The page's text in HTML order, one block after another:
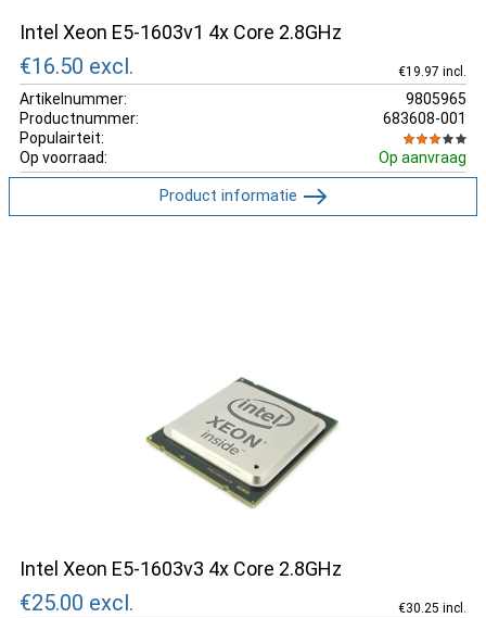
Intel Xeon E5-1603v1 4x Core 2.8GHz
€16.50 excl. €19.97 incl.
Artikelnummer:
9805965
Productnummer:
683608-001
Populairteit:
Op voorraad:
Op aanvraag
Product informatie
Intel Xeon E5-1603v3 4x Core 2.8GHz
€25.00 excl. €30.25 incl.